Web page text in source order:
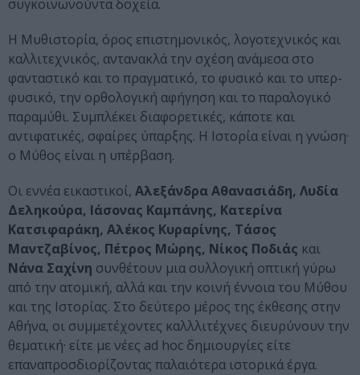
συγκοινωνούντα δοχεία.
Η Μυθιστορία, όρος επιστημονικός, λογοτεχνικός και
καλλιτεχνικός, αντανακλά την σχέση ανάμεσα στο
φανταστικό και το πραγματικό, το φυσικό και το υπερ-
φυσικό, την ορθολογική αφήγηση και το παραλογικό
παραμύθι. Συμπλέκει διαφορετικές, κάποτε και
αντιφατικές, σφαίρες ύπαρξης. Η Ιστορία είναι η γνώση·
ο Μύθος είναι η υπέρβαση.
Οι εννέα εικαστικοί, Αλεξάνδρα Αθανασιάδη, Λυδία
Δεληκούρα, Ιάσονας Καμπάνης, Κατερίνα
Κατσιφαράκη, Αλέκος Κυραρίνης, Τάσος
Μαντζαβίνος, Πέτρος Μώρης, Νίκος Ποδιάς και
Νάνα Σαχίνη συνθέτουν μια συλλογική οπτική γύρω
από την ατομική, αλλά και την κοινή έννοια του Μύθου
και της Ιστορίας. Στο δεύτερο μέρος της έκθεσης στην
Αθήνα, οι συμμετέχοντες καλλλιτέχνες διευρύνουν την
θεματική· είτε με νέες ad hoc δημιουργίες είτε
επαναπροσδιορίζοντας παλαιότερα ιστορικά έργα.